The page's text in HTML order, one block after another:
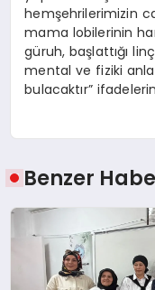
hemşehrilerimizin
mama lobilerinin
güruh, başlattığı
mental ve fiziki
bulacaktır”
Benzer